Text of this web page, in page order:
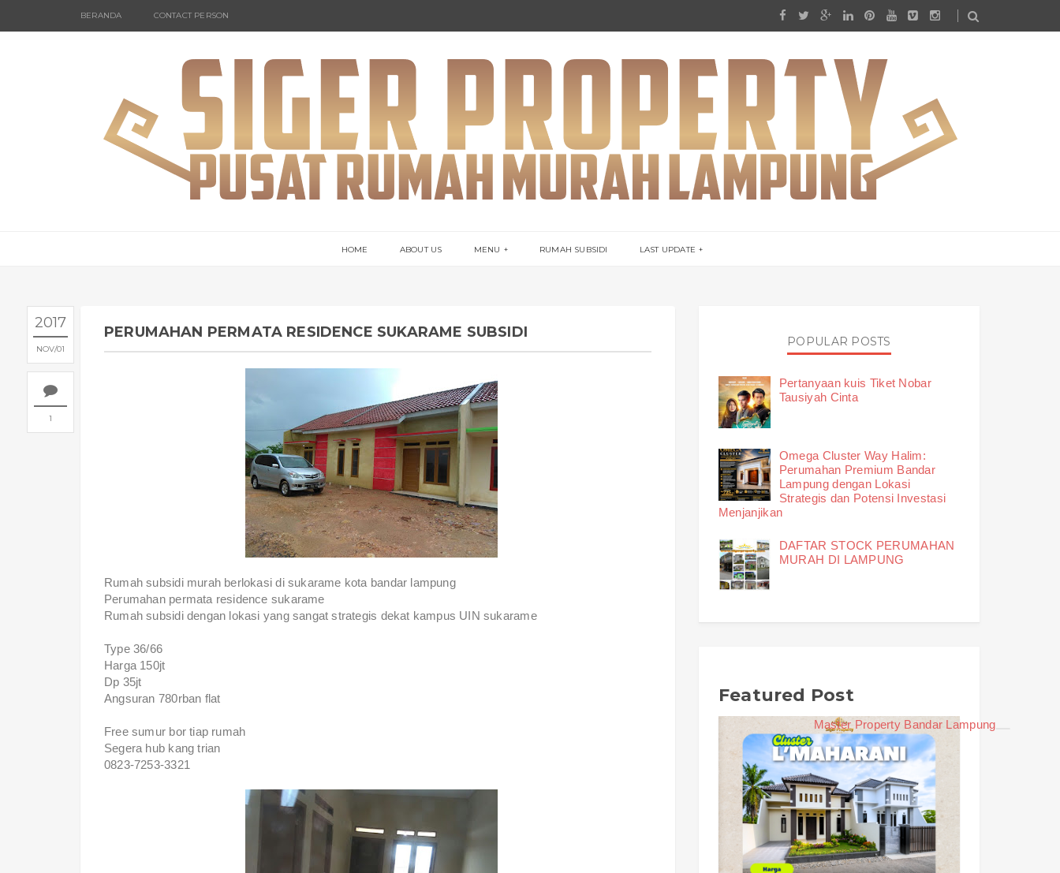
BERANDA CONTACT PERSON
HOME ABOUT US MENU RUMAH SUBSIDI LAST UPDATE
2017
NOV 01
1
PERUMAHAN PERMATA RESIDENCE SUKARAME SUBSIDI
Rumah subsidi murah berlokasi di sukarame kota bandar lampung
Perumahan permata residence sukarame
Rumah subsidi dengan lokasi yang sangat strategis dekat kampus UIN sukarame
Type 36/66
Harga 150jt
Dp 35jt
Angsuran 780rban flat
Free sumur bor tiap rumah
Segera hub kang trian
0823-7253-3321
POPULAR POSTS
Pertanyaan kuis Tiket Nobar
Tausiyah Cinta
Omega Cluster Way Halim:
Perumahan Premium Bandar
Lampung dengan Lokasi
Strategis dan Potensi Investasi
Menjanjikan
DAFTAR STOCK PERUMAHAN
MURAH DI LAMPUNG
Featured Post
Master Property Bandar Lampung